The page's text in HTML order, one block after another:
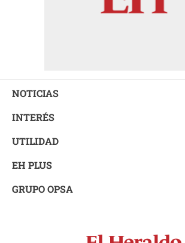
NOTICIAS
INTERÉS
UTILIDAD
EH PLUS
GRUPO OPSA